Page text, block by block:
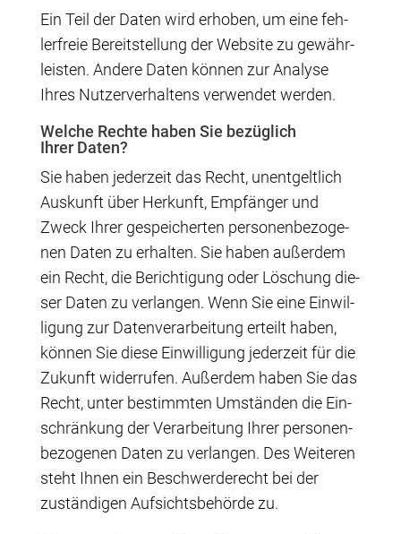
Ein Teil der Daten wird erho­ben, um eine feh­
ler­freie Bereit­stel­lung der Web­site zu gewähr­
leis­ten. Ande­re Daten kön­nen zur Ana­ly­se
Ihres Nut­zer­ver­hal­tens ver­wen­det werden.
Wel­che Rech­te haben Sie bezüg­lich
Ihrer Daten?
Sie haben jeder­zeit das Recht, unent­gelt­lich
Aus­kunft über Her­kunft, Emp­fän­ger und
Zweck Ihrer gespei­cher­ten per­so­nen­be­zo­ge­
nen Daten zu erhal­ten. Sie haben außer­dem
ein Recht, die Berich­ti­gung oder Löschung die­
ser Daten zu ver­lan­gen. Wenn Sie eine Ein­wil­
li­gung zur Daten­ver­ar­bei­tung erteilt haben,
kön­nen Sie die­se Ein­wil­li­gung jeder­zeit für die
Zukunft wider­ru­fen. Außer­dem haben Sie das
Recht, unter bestimm­ten Umstän­den die Ein­
schrän­kung der Ver­ar­bei­tung Ihrer per­so­nen­
be­zo­ge­nen Daten zu ver­lan­gen. Des Wei­te­ren
steht Ihnen ein Beschwer­de­recht bei der
zustän­di­gen Auf­sichts­be­hör­de zu.